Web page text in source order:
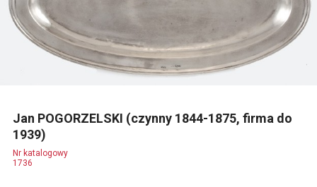
Jan POGORZELSKI (czynny 1844-1875, firma do
1939)
Nr katalogowy
1736